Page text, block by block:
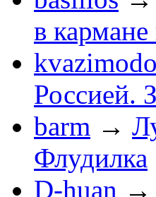
в кармане
kvazimodo
Россией.
barm →
Флудилка
D-huan →